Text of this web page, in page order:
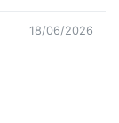
18/06/2026